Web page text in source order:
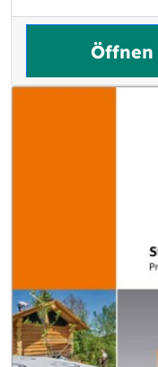
Öffnen